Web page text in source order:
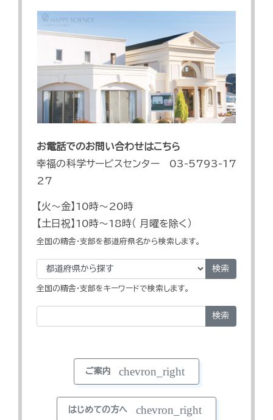
お電話でのお問い合わせはこちら
幸福の科学サービスセンター 03-5793-17
27
【火～金】10時～20時
【土日祝】10時～18時（ 月曜を除く）
全国の精舎・支部を都道府県名から検索します。
検索
全国の精舎・支部をキーワードで検索します。
検索
ご案内 chevron_right
はじめての方へ chevron_right